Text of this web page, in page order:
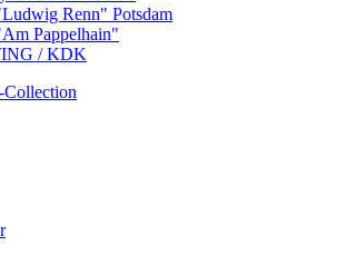
Renn" Potsdam
Pappelhain"
/ KDK